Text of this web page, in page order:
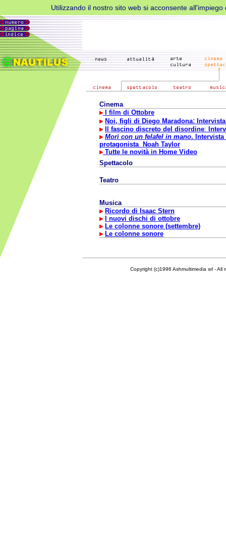
Utilizzando il nostro sito web si acconsente
Cinema
I film di Ottobre
Noi, figli di Diego Maradona:
Il fascino discreto del disordine:
Morì con un felafel in mano. Intervista
protagonista Noah Taylor
Tutte le novità in Home Video
Spettacolo
Teatro
Musica
Ricordo di Isaac Stern
I nuovi dischi di ottobre
Le colonne sonore (settembre)
Le colonne sonore
Copyright (c)1996 Ashmultimedia srl - All